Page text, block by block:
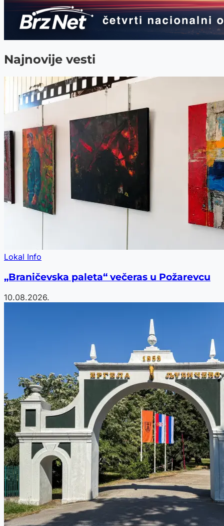
Najnovije vesti
Lokal Info
„Braničevska paleta“ večeras u Požarevcu
10.08.2026.